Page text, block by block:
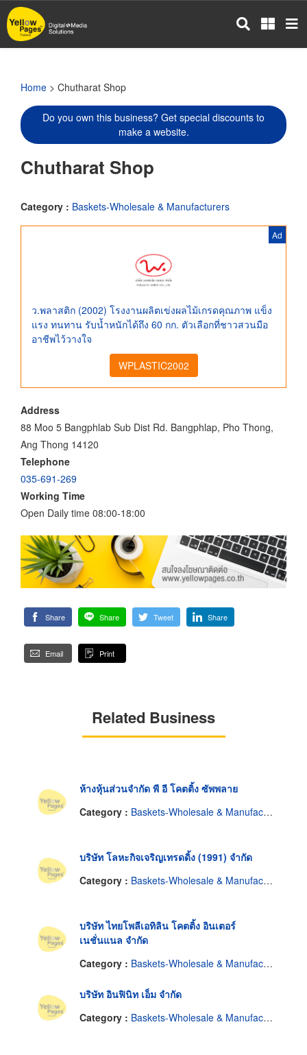
Skip
to
main
Home > Chutharat Shop
Do you own this business? Get special discounts to
make a website.
Chutharat Shop
Category : Baskets-Wholesale & Manufacturers
Ad
ว.พลาสติก (2002) โรงงานผลิตเข่งผลไม้เกรดคุณภาพ แข็ง
แรง ทนทาน รับน้ำหนักได้ถึง 60 กก. ตัวเลือกที่ชาวสวนมือ
อาชีพไว้วางใจ
WPLASTIC2002
Address
88 Moo 5 Bangphlab Sub Dist Rd. Bangphlap, Pho Thong,
Ang Thong 14120
Telephone
035-691-269
Working Time
Open Daily time 08:00-18:00
Share Share Tweet Share
Email Print
Related Business
ห้างหุ้นส่วนจำกัด พี อี โคตติ้ง ซัพพลาย
Category : Baskets-Wholesale & Manufacturers
บริษัท โลหะกิจเจริญเทรดดิ้ง (1991) จำกัด
Category : Baskets-Wholesale & Manufacturers
บริษัท ไทยโพลีเอทิลิน โคตติ้ง อินเตอร์
เนชั่นแนล จำกัด
Category : Baskets-Wholesale & Manufacturers
บริษัท อินฟินิท เอ็ม จำกัด
Category : Baskets-Wholesale & Manufacturers